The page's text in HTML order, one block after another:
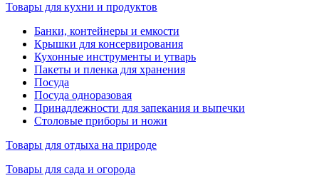
Товары для кухни и продуктов
Банки, контейнеры и емкости
Крышки для консервирования
Кухонные инструменты и утварь
Пакеты и пленка для хранения
Посуда
Посуда одноразовая
Принадлежности для запекания и выпечки
Столовые приборы и ножи
Товары для отдыха на природе
Товары для сада и огорода